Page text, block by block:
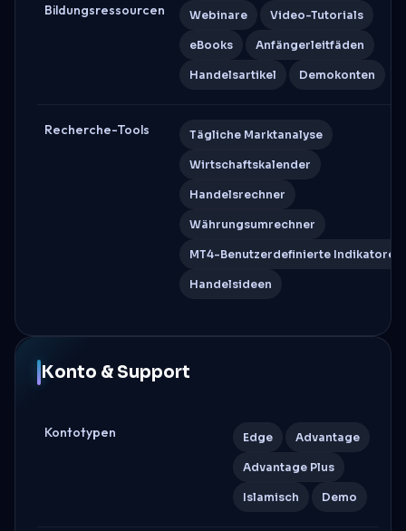
Bildungsressourcen Webinare Video-Tutorials
eBooks Anfängerleitfäden
Handelsartikel Demokonten
Recherche-Tools Tägliche Marktanalyse
Wirtschaftskalender
Handelsrechner
Währungsumrechner
MT4-Benutzerdefinierte Indikatoren
Handelsideen
Konto & Support
Kontotypen Edge Advantage
Advantage Plus
Islamisch Demo